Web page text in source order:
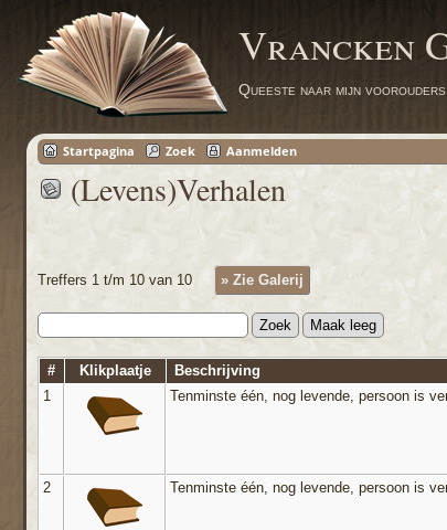
Vrancken
Queeste naar mijn voorouders
Startpagina Zoek Aanmelden
(Levens)Verhalen
Treffers 1 t/m 10 van 10 » Zie Galerij
# Klikplaatje Beschrijving
1
Tenminste één, nog levende, persoon is
2 Tenminste één, nog levende, persoon is